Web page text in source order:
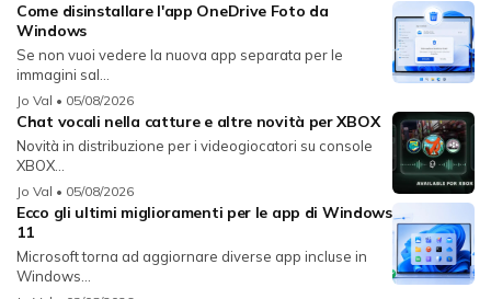
Come disinstallare l'app OneDrive Foto da
Windows
Se non vuoi vedere la nuova app separata per le
immagini sal...
Jo Val • 05/08/2026
Chat vocali nella catture e altre novità per XBOX
Novità in distribuzione per i videogiocatori su console
XBOX...
Jo Val • 05/08/2026
Ecco gli ultimi miglioramenti per le app di Windows
11
Microsoft torna ad aggiornare diverse app incluse in
Windows...